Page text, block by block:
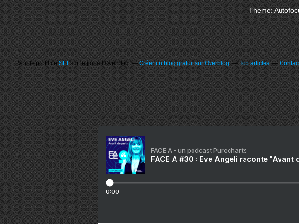
Theme:
Voir le profil deSLTsur le portail Overblog Créer un blog gratuit sur Overblog Top articles
FACE A - un podcast Purecharts
FACE A #30 : Eve Angeli raconte "Avant
0:00